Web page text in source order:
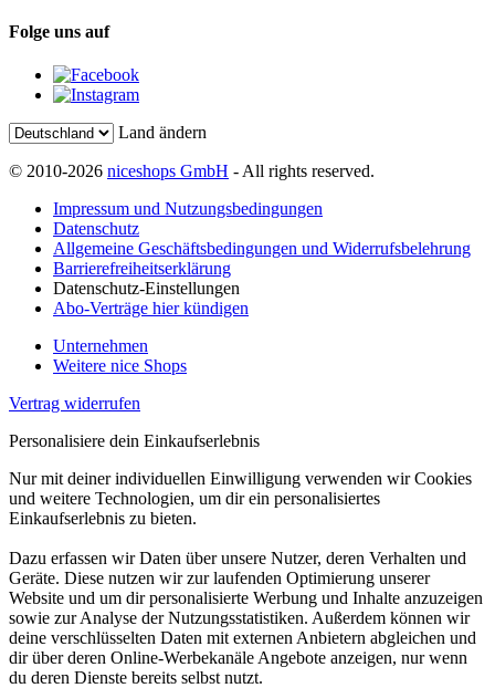
Folge uns auf
Land ändern
© 2010-2026 niceshops GmbH - All rights reserved.
Impressum und Nutzungsbedingungen
Datenschutz
Allgemeine Geschäftsbedingungen und Widerrufsbelehrung
Barrierefreiheitserklärung
Datenschutz-Einstellungen
Abo-Verträge hier kündigen
Unternehmen
Weitere nice Shops
Vertrag widerrufen
Personalisiere dein Einkaufserlebnis
Nur mit deiner individuellen Einwilligung verwenden wir Cookies
und weitere Technologien, um dir ein personalisiertes
Einkaufserlebnis zu bieten.
Dazu erfassen wir Daten über unsere Nutzer, deren Verhalten und
Geräte. Diese nutzen wir zur laufenden Optimierung unserer
Website und um dir personalisierte Werbung und Inhalte anzuzeigen
sowie zur Analyse der Nutzungsstatistiken. Außerdem können wir
deine verschlüsselten Daten mit externen Anbietern abgleichen und
dir über deren Online-Werbekanäle Angebote anzeigen, nur wenn
du deren Dienste bereits selbst nutzt.